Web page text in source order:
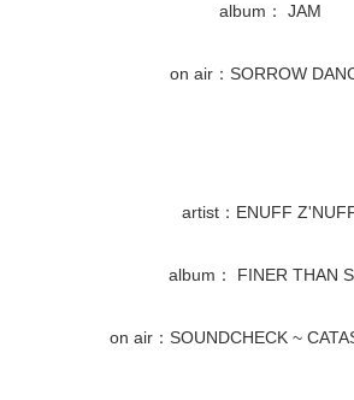
album： JAM
on air：SORROW
artist：ENUFF
album： FINER THAN
on air：SOUNDCHECK ~